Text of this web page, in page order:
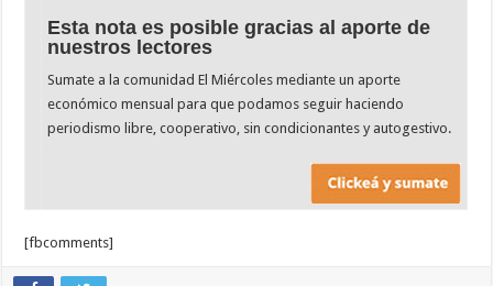
Esta nota es posible gracias al aporte de
nuestros lectores
Sumate a la comunidad El Miércoles mediante un aporte
económico mensual para que podamos seguir haciendo
periodismo libre, cooperativo, sin condicionantes y autogestivo.
[fbcomments]